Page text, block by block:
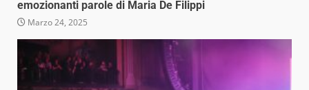
emozionanti parole di Maria De Filippi
Marzo 24, 2025